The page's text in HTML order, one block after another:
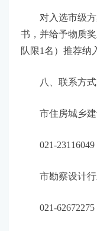
对入选市级方
书，并给予物质
队限1名）推荐纳
八、联系方式
市住房城乡建
021-23116049
市勘察设计行
021-62672275